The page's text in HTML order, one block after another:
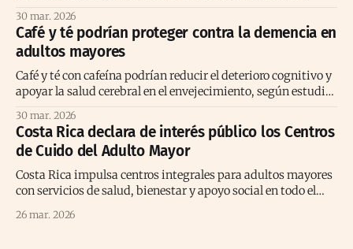
30 mar. 2026
Café y té podrían proteger contra la demencia en
adultos mayores
Café y té con cafeína podrían reducir el deterioro cognitivo y
apoyar la salud cerebral en el envejecimiento, según estudio
30 mar. 2026
Costa Rica declara de interés público los Centros
de Cuido del Adulto Mayor
Costa Rica impulsa centros integrales para adultos mayores
con servicios de salud, bienestar y apoyo social en todo el
26 mar. 2026